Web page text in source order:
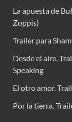
La apuesta de
Zoppis)
Trailer para
Desde el aire.
Speaking
El otro amor.
Por la tierra.